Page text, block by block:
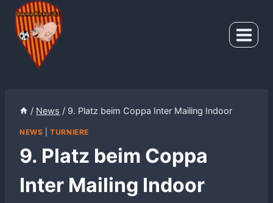
Zum
Inhalt
springen
/ News / 9. Platz beim Coppa Inter Mailing Indoor
NEWS |TURNIERE
9. Platz beim Coppa
Inter Mailing Indoor